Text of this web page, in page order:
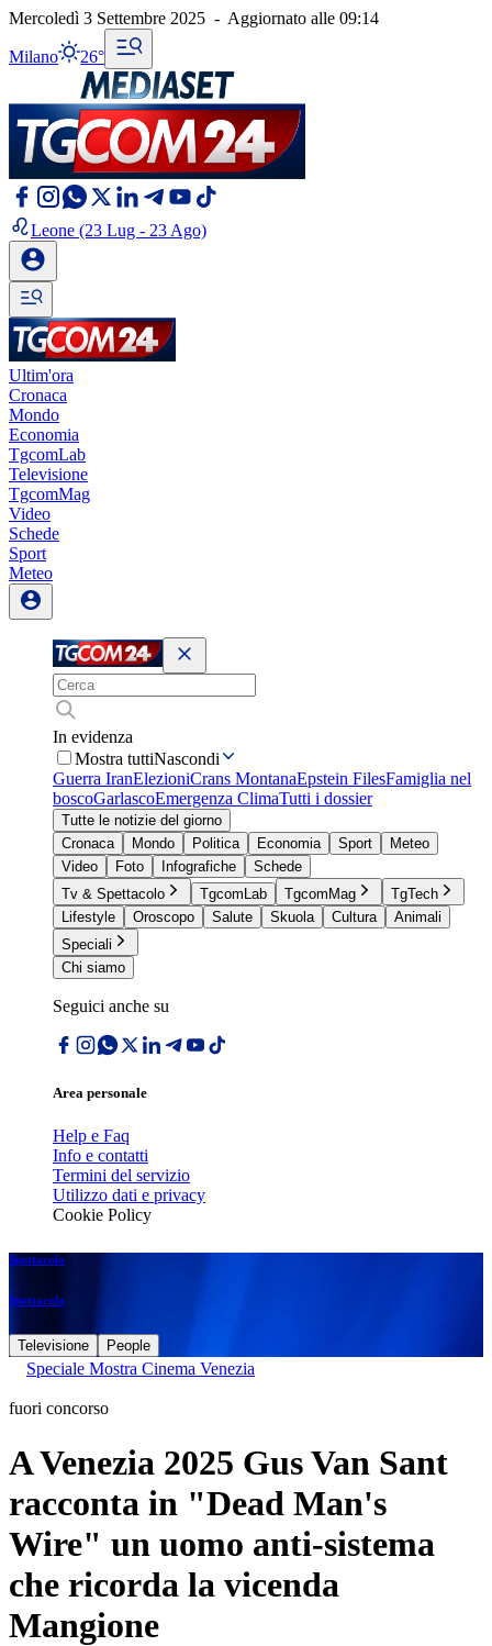
Mercoledì 3 Settembre 2025 - Aggiornato alle 09:14
Milano 26°
Leone (23 Lug - 23 Ago)
Ultim'ora
Cronaca
Mondo
Economia
TgcomLab
Televisione
TgcomMag
Video
Schede
Sport
Meteo
In evidenza
Mostra tuttiNascondi
Guerra IranElezioniCrans MontanaEpstein FilesFamiglia nel
boscoGarlascoEmergenza ClimaTutti i dossier
Tutte le notizie del giorno
Cronaca
Mondo Politica Economia Sport
Meteo
Video
Foto Infografiche
Schede
Tv & Spettacolo
TgcomLab TgcomMag
TgTech
Lifestyle
Oroscopo Salute Skuola Cultura
Animali
Speciali
Chi siamo
Seguici anche su
Area personale
Help e Faq
Info e contatti
Termini del servizio
Utilizzo dati e privacy
Cookie Policy
Spettacolo
Spettacolo
Televisione People
Speciale Mostra Cinema Venezia
fuori concorso
A Venezia 2025 Gus Van Sant
racconta in "Dead Man's
Wire" un uomo anti-sistema
che ricorda la vicenda
Mangione